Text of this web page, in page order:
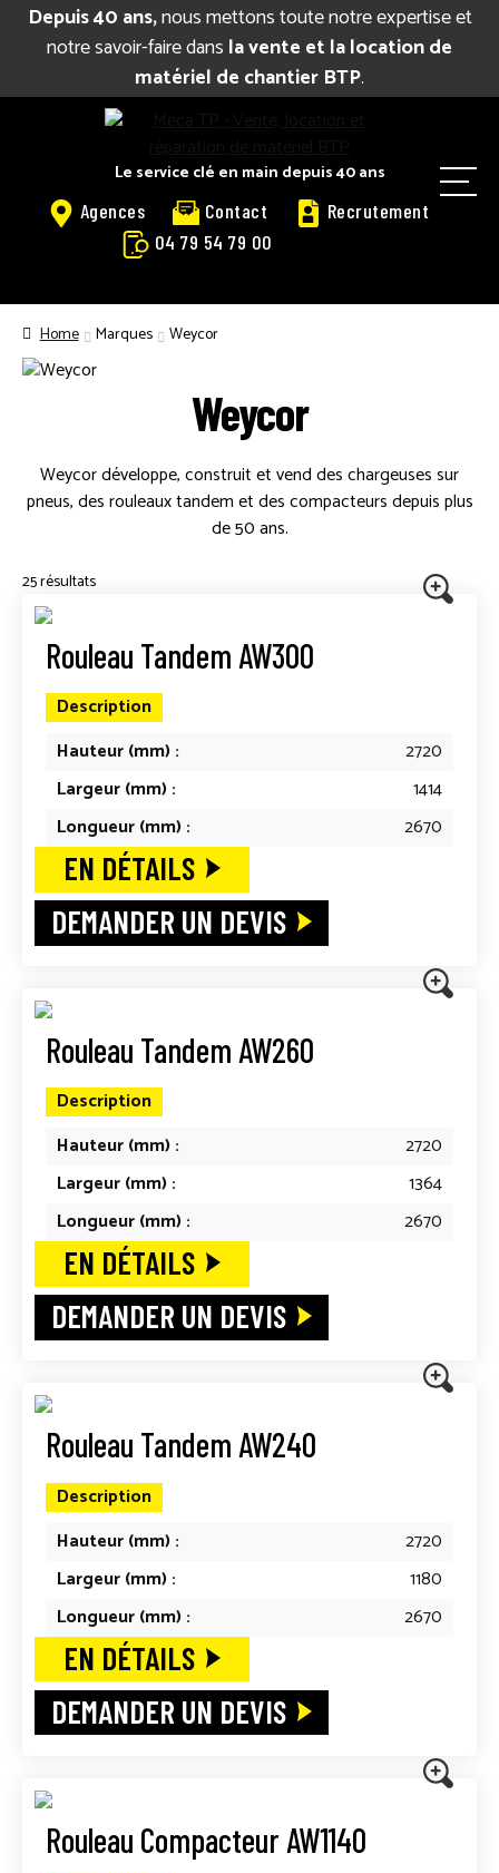
Depuis 40 ans,nous mettons toute notre expertise et
notre savoir-faire dans la vente et la location de
matériel de chantier BTP.
navigation
Le service clé en main depuis 40 ans
Agences Contact
Recrutement
04 79 54 79 00
M
BIENVENUE
CATALOGUE LOCATION
RÉPARATION
PIÈCES DÉTACHÉES
Home Marques Weycor
Weycor
Weycor développe, construit et vend des chargeuses sur
pneus, des rouleaux tandem et des compacteurs depuis plus
de 50 ans.
25 résultats
Rouleau Tandem AW300
Description
Hauteur (mm) :
2720
Largeur (mm) :
1414
Longueur (mm) :
2670
EN DÉTAILS
DEMANDER UN DEVIS
Rouleau Tandem AW260
Description
Hauteur (mm) :
2720
Largeur (mm) :
1364
Longueur (mm) :
2670
EN DÉTAILS
DEMANDER UN DEVIS
Rouleau Tandem AW240
Description
Hauteur (mm) :
2720
Largeur (mm) :
1180
Longueur (mm) :
2670
EN DÉTAILS
DEMANDER UN DEVIS
Rouleau Compacteur AW1140